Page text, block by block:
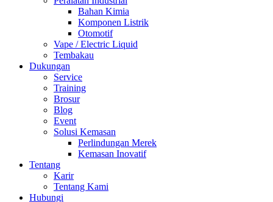
Bahan Kimia
Komponen Listrik
Otomotif
Vape / Electric Liquid
Tembakau
Dukungan
Service
Training
Brosur
Blog
Event
Solusi Kemasan
Perlindungan Merek
Kemasan Inovatif
Tentang
Karir
Tentang Kami
Hubungi